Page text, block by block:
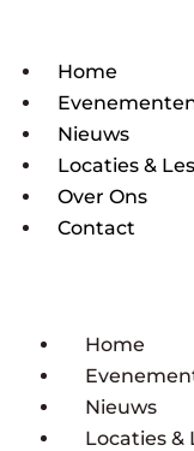
Home
Nieuws
Locaties &
Over Ons
Contact
Home
Nieuws
Locaties &